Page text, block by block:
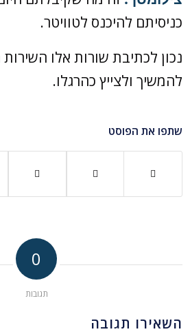
כניסיתם להיכנס לטוויטר.
נכון לכתיבת שורות אלו השירות
להמשיך ולצייץ כהרגלו.
שתפו את הפוסט
0
תגובות
השאירו תגובה